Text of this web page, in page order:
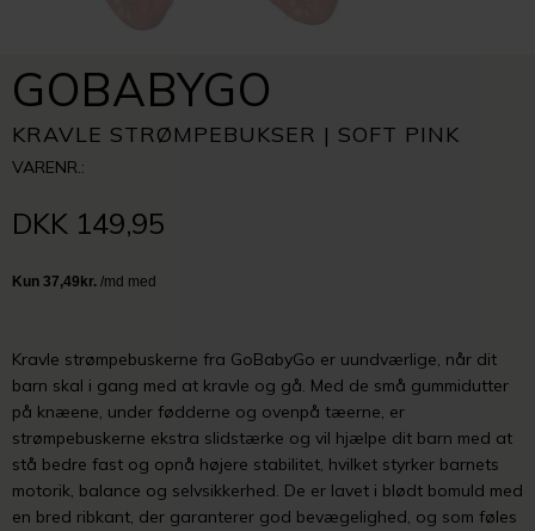
GOBABYGO
KRAVLE STRØMPEBUKSER | SOFT PINK
VARENR.:
DKK 149,95
Kravle strømpebuskerne fra GoBabyGo er uundværlige, når dit
barn skal i gang med at kravle og gå. Med de små gummidutter
på knæene, under fødderne og ovenpå tæerne, er
strømpebuskerne ekstra slidstærke og vil hjælpe dit barn med at
stå bedre fast og opnå højere stabilitet, hvilket styrker barnets
motorik, balance og selvsikkerhed. De er lavet i blødt bomuld med
en bred ribkant, der garanterer god bevægelighed, og som føles